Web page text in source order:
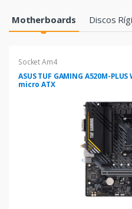
Products Grid
Motherboards Discos
Socket Am4
ASUS TUF GAMING A520M-
micro ATX